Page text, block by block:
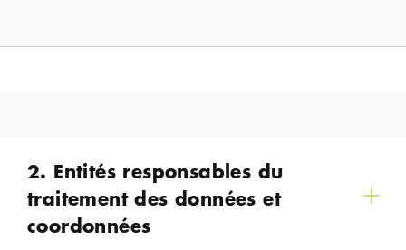
2. Entités responsables du
traitement des données et
coordonnées